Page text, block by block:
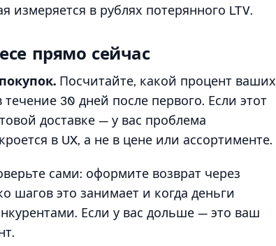
измеряется в рублях потерянного LTV.
прямо сейчас
Посчитайте, какой процент ваших
30 дней после первого. Если этот
доставке — у вас проблема
в UX, а не в цене или ассортименте.
сами: оформите возврат через
шагов это занимает и когда деньги
Если у вас дольше — это ваш